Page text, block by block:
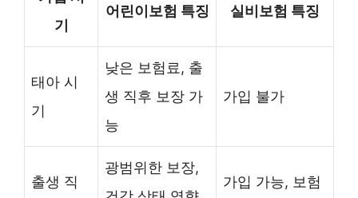
기
어린이보험 특징 실비보험 특징
태아 시
기
낮은 보험료, 출
생 직후 보장 가
능
가입 불가
출생 직
광범위한 보장,
가입 가능, 보험